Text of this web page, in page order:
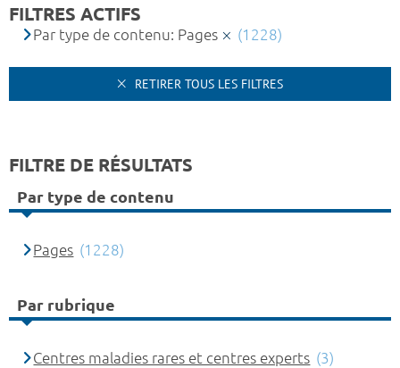
FILTRES ACTIFS
Par type de contenu: Pages (1228)
RETIRER TOUS LES FILTRES
FILTRE DE RÉSULTATS
Par type de contenu
Pages (1228)
Par rubrique
Centres maladies rares et centres experts (3)